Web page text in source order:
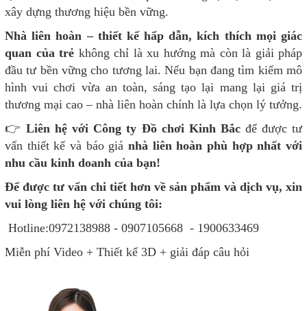
xây dựng thương hiệu bền vững.
Nhà liên hoàn – thiết kế hấp dẫn, kích thích mọi giác
quan của trẻ không chỉ là xu hướng mà còn là giải pháp
đầu tư bền vững cho tương lai. Nếu bạn đang tìm kiếm mô
hình vui chơi vừa an toàn, sáng tạo lại mang lại giá trị
thương mại cao – nhà liên hoàn chính là lựa chọn lý tưởng.
👉Liên hệ với Công ty Đồ chơi Kinh Bắcđể được tư
vấn thiết kế và báo giá nhà liên hoàn phù hợp nhất với
nhu cầu kinh doanh của bạn!
Để được tư vấn chi tiết hơn về sản phẩm và dịch vụ, xin
vui lòng liên hệ với chúng tôi:
Hotline:0972138988 - 0907105668 - 1900633469
Miễn phí Video + Thiết kế 3D + giải đáp câu hỏi